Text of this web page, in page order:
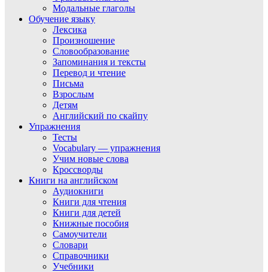
Модальные глаголы
Обучение языку
Лексика
Произношение
Словообразование
Запоминания и тексты
Перевод и чтение
Письма
Взрослым
Детям
Английский по скайпу
Упражнения
Тесты
Vocabulary — упражнения
Учим новые слова
Кроссворды
Книги на английском
Аудиокниги
Книги для чтения
Книги для детей
Книжные пособия
Самоучители
Словари
Справочники
Учебники